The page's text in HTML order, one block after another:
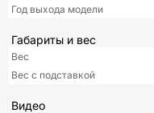
Год выхода модели
Габариты и вес
Вес
Вес с подставкой
Видео